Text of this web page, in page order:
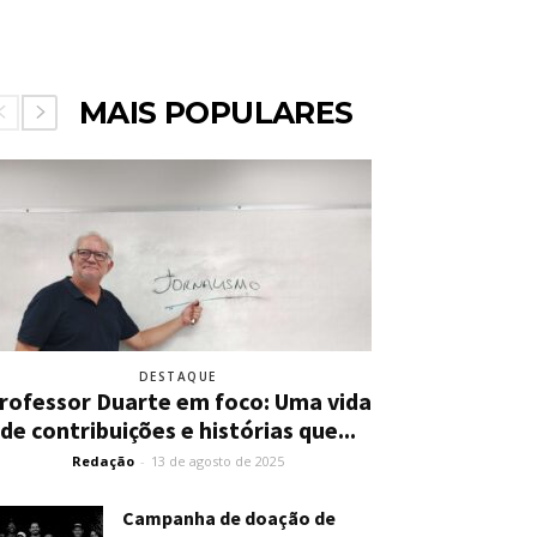
MAIS POPULARES
DESTAQUE
Duarte em foco: Uma vida
de contribuições e histórias que...
Redação - 13 de agosto de 2025
Campanha de doação de